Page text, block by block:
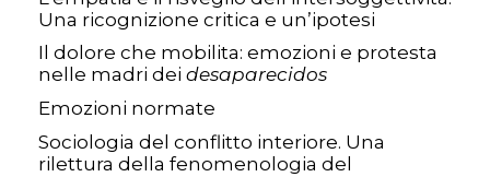
Una ricognizione critica e un’ipotesi
Il dolore che mobilita: emozioni e protesta
nelle madri dei desaparecidos
Emozioni normate
Sociologia del conflitto interiore. Una
rilettura della fenomenologia del